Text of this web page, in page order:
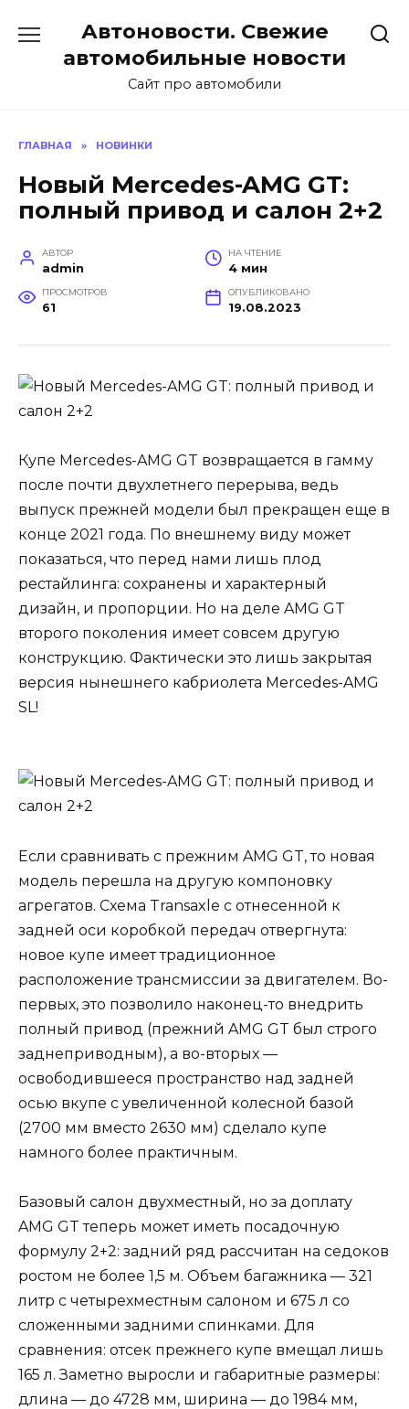
содержанию
Автоновости. Свежие
автомобильные новости
Сайт про автомобили
ГЛАВНАЯ » НОВИНКИ
Новый Mercedes-AMG GT:
полный привод и салон 2+2
АВТОР
admin
НА ЧТЕНИЕ
4 мин
ПРОСМОТРОВ
61
ОПУБЛИКОВАНО
19.08.2023
Купе Mercedes-AMG GT возвращается в гамму
после почти двухлетнего перерыва, ведь
выпуск прежней модели был прекращен еще в
конце 2021 года. По внешнему виду может
показаться, что перед нами лишь плод
рестайлинга: сохранены и характерный
дизайн, и пропорции. Но на деле AMG GT
второго поколения имеет совсем другую
конструкцию. Фактически это лишь закрытая
версия нынешнего кабриолета Mercedes-AMG
SL!
Если сравнивать с прежним AMG GT, то новая
модель перешла на другую компоновку
агрегатов. Схема Transaxle с отнесенной к
задней оси коробкой передач отвергнута:
новое купе имеет традиционное
расположение трансмиссии за двигателем. Во-
первых, это позволило наконец-то внедрить
полный привод (прежний AMG GT был строго
заднеприводным), а во-вторых —
освободившееся пространство над задней
осью вкупе с увеличенной колесной базой
(2700 мм вместо 2630 мм) сделало купе
намного более практичным.
Базовый салон двухместный, но за доплату
AMG GT теперь может иметь посадочную
формулу 2+2: задний ряд рассчитан на седоков
ростом не более 1,5 м. Объем багажника — 321
литр с четырехместным салоном и 675 л со
сложенными задними спинками. Для
сравнения: отсек прежнего купе вмещал лишь
165 л. Заметно выросли и габаритные размеры:
длина — до 4728 мм, ширина — до 1984 мм,